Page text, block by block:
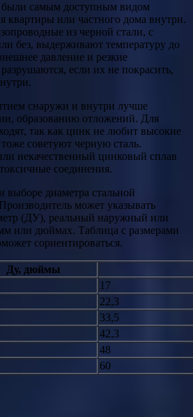
были самым доступным видом
квартиры или частного дома внутри.
из черной стали, с
без, выдерживают температуру до
давление и резкие
если их не покрасить,
снаружи и внутри лучше
образованию отложений. Для
так как цинк не любит высокие
советуют черную сталь.
некачественный цинковый сплав
соединения.
выборе диаметра стальной
может указывать
(ДУ), реальный наружный или
или дюймах. Таблица с размерами
сориентироваться.
Ду, дюймы
17
22,3
33,5
42,3
48
60